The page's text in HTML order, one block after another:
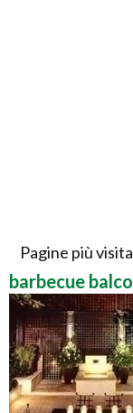
Pagine più
barbecue